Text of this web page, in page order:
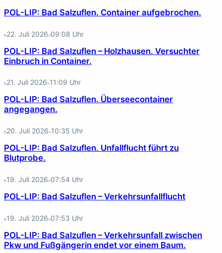
POL-LIP: Bad Salzuflen. Container aufgebrochen.
22. Juli 2026 09:08 Uhr
POL-LIP: Bad Salzuflen – Holzhausen. Versuchter
Einbruch in Container.
21. Juli 2026 11:09 Uhr
POL-LIP: Bad Salzuflen. Überseecontainer
angegangen.
20. Juli 2026 10:35 Uhr
POL-LIP: Bad Salzuflen. Unfallflucht führt zu
Blutprobe.
19. Juli 2026 07:54 Uhr
POL-LIP: Bad Salzuflen – Verkehrsunfallflucht
19. Juli 2026 07:53 Uhr
POL-LIP: Bad Salzuflen – Verkehrsunfall zwischen
Pkw und Fußgängerin endet vor einem Baum.